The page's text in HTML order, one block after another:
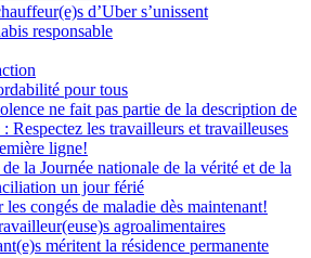
d’Uber s’unissent
responsable
pour tous
ne fait pas partie de la description de
: Respectez les travailleurs et travailleuses
ligne!
la Journée nationale de la vérité et de la
un jour férié
les congés de maladie dès maintenant!
agroalimentaires
méritent la résidence permanente